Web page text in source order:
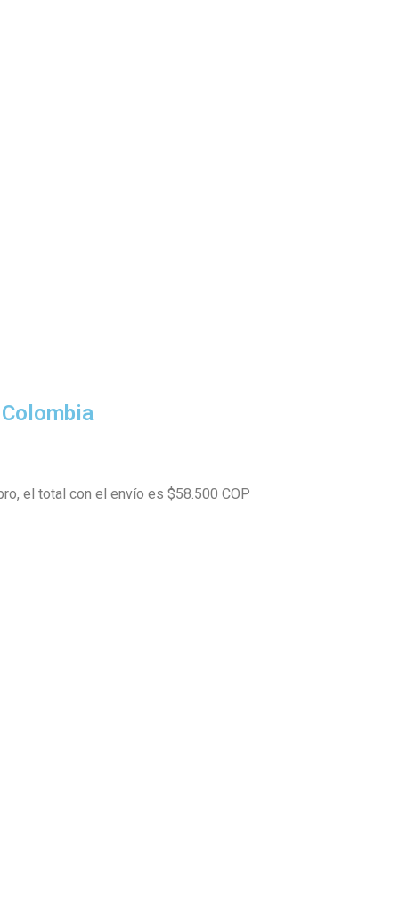
el total con el envío es $58.500 COP